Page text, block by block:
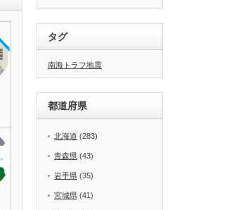
タグ
南海トラフ地震
都道府県
北海道 (283)
青森県 (43)
岩手県 (35)
宮城県 (41)